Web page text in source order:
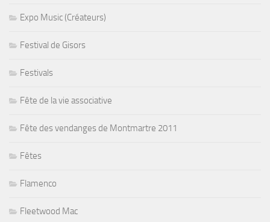
Expo Music (Créateurs)
Festival de Gisors
Festivals
Fête de la vie associative
Fête des vendanges de Montmartre 2011
Fêtes
Flamenco
Fleetwood Mac